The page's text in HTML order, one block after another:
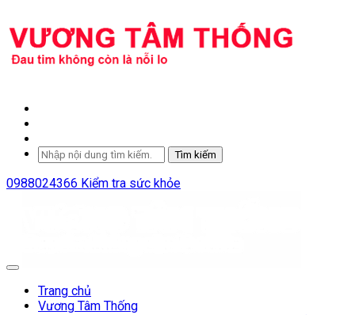
Tìm kiếm
0988024366 Kiểm tra sức khỏe
Trang chủ
Vương Tâm Thống